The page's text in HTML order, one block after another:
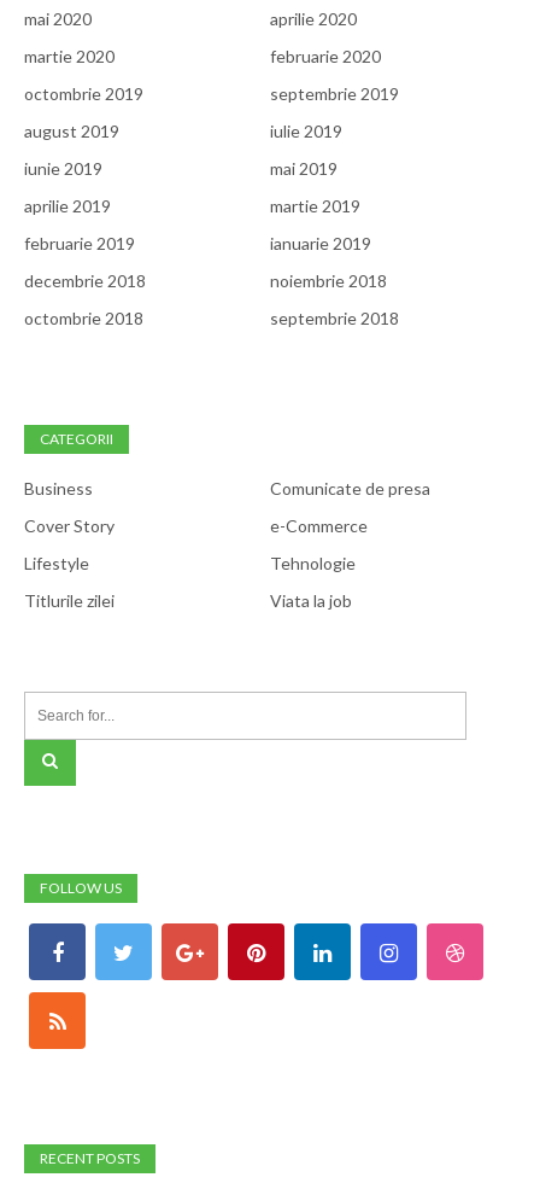
mai 2020
aprilie 2020
martie 2020
februarie 2020
octombrie 2019
septembrie 2019
august 2019
iulie 2019
iunie 2019
mai 2019
aprilie 2019
martie 2019
februarie 2019
ianuarie 2019
decembrie 2018
noiembrie 2018
octombrie 2018
septembrie 2018
CATEGORII
Business
Comunicate de presa
Cover Story
e-Commerce
Lifestyle
Tehnologie
Titlurile zilei
Viata la job
FOLLOW US
RECENT POSTS